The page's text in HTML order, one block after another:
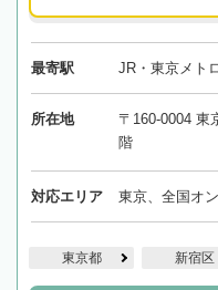
最寄駅 JR・東京メト
所在地
〒160-0004 東
階
対応エリア 東京、全国オ
東京都 新宿区